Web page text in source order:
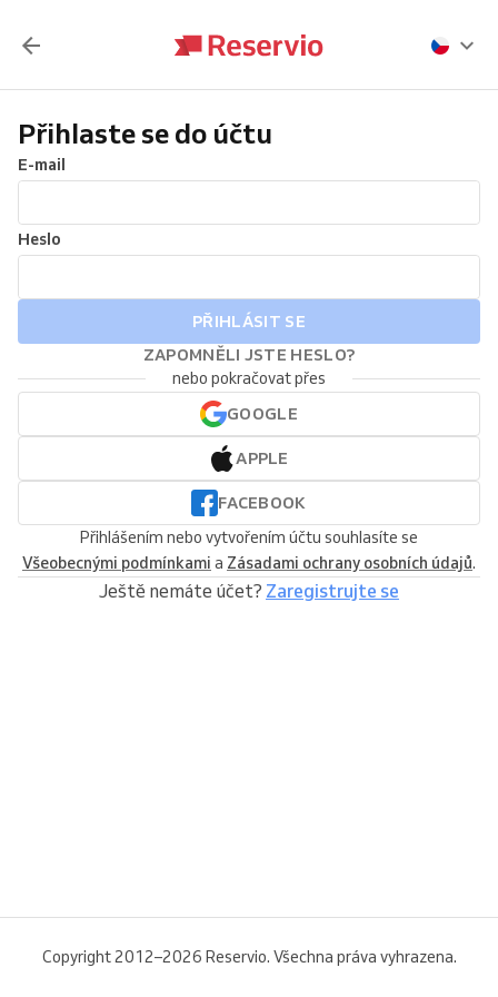
Přihlaste se do účtu
E-mail
Heslo
PŘIHLÁSIT SE
ZAPOMNĚLI JSTE HESLO?
nebo pokračovat přes
GOOGLE
APPLE
FACEBOOK
Přihlášením nebo vytvořením účtu souhlasíte se
Všeobecnými podmínkami a Zásadami ochrany osobních údajů.
Ještě nemáte účet? Zaregistrujte se
Copyright 2012–2026 Reservio. Všechna práva vyhrazena.